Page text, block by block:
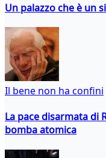
Un palazzo che è un
Il bene non ha confini
La pace disarmata di
bomba atomica